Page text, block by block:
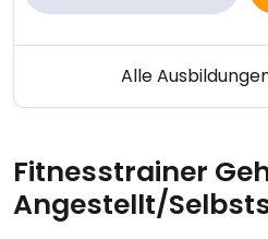
Alle
Fitnesstrainer
Angestellt/